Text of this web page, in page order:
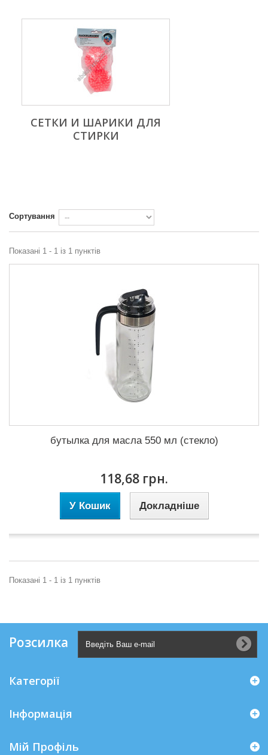
СЕТКИ И ШАРИКИ ДЛЯ
СТИРКИ
Сортування
Показані 1 - 1 із 1 пунктів
бутылка для масла 550 мл (стекло)
118,68 грн.
У Кошик Докладніше
Показані 1 - 1 із 1 пунктів
Розсилка
Категорії
Інформація
Мій Профіль